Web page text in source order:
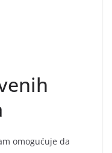
omogućuje da